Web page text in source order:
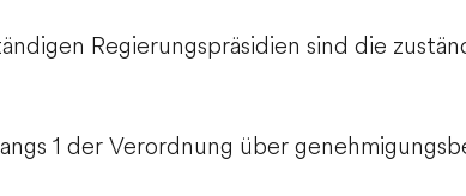
Regierungspräsidien sind die
1 der Verordnung über